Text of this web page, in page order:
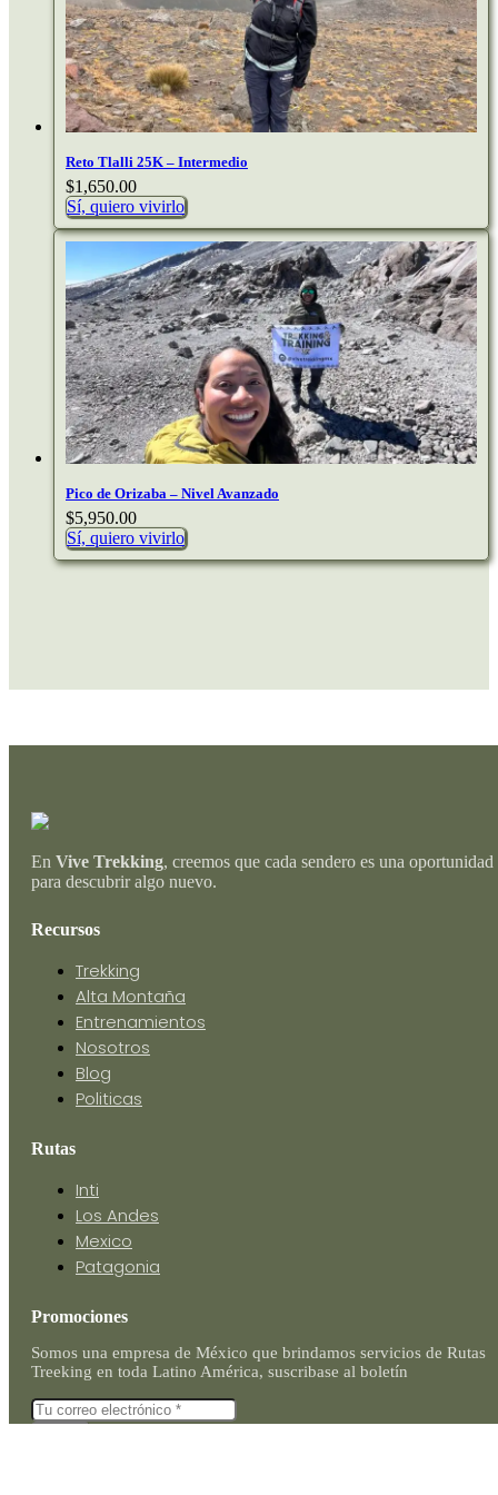
Reto Tlalli 25K – Intermedio
$1,650.00
Sí, quiero vivirlo
Pico de Orizaba – Nivel Avanzado
$5,950.00
Sí, quiero vivirlo
En Vive Trekking, creemos que cada sendero es una oportunidad
para descubrir algo nuevo.
Recursos
Trekking
Alta Montaña
Entrenamientos
Nosotros
Blog
Politicas
Rutas
Inti
Los Andes
Mexico
Patagonia
Promociones
Somos una empresa de México que brindamos servicios de Rutas
Treeking en toda Latino América, suscribase al boletín